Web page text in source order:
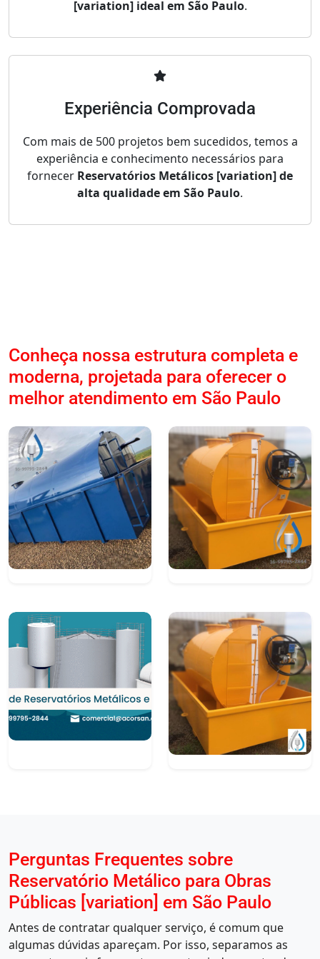
[variation] ideal em São Paulo.
Experiência Comprovada
Com mais de 500 projetos bem sucedidos, temos a
experiência e conhecimento necessários para
fornecer Reservatórios Metálicos [variation] de
alta qualidade em São Paulo.
Conheça nossa estrutura completa e
moderna, projetada para oferecer o
melhor atendimento em São Paulo
Perguntas Frequentes sobre
Reservatório Metálico para Obras
Públicas [variation] em São Paulo
Antes de contratar qualquer serviço, é comum que
algumas dúvidas apareçam. Por isso, separamos as